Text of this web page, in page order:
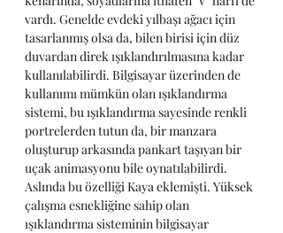
vardı. Genelde evdeki yılbaşı ağacı için
tasarlanmış olsa da, bilen birisi için düz
duvardan direk ışıklandırılmasına kadar
kullanılabilirdi. Bilgisayar üzerinden de
kullanımı mümkün olan ışıklandırma
sistemi, bu ışıklandırma sayesinde renkli
portrelerden tutun da, bir manzara
oluşturup arkasında pankart taşıyan bir
uçak animasyonu bile oynatılabilirdi.
Aslında bu özelliği Kaya eklemişti. Yüksek
çalışma esnekliğine sahip olan
ışıklandırma sisteminin bilgisayar